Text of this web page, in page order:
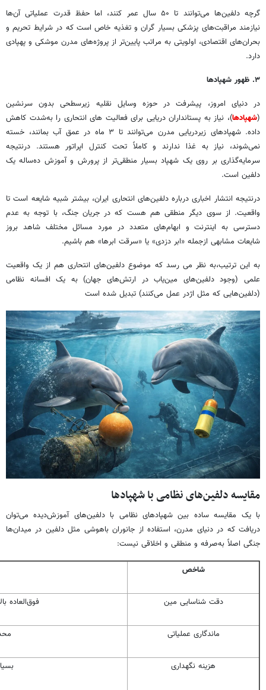
گرچه دلفین‌ها می‌توانند تا ۵۰ سال عمر کنند، اما حفظ قدرت عملیاتی آن‌ها
نیازمند مراقبت‌های پزشکی بسیار گران و تغذیه خاص است که در شرایط تحریم و
بحران‌های اقتصادی، اولویتی به مراتب پایین‌تر از پروژه‌های مدرن موشکی و پهپادی
دارد.
۳. ظهور شهپادها
در دنیای امروز، پیشرفت در حوزه وسایل نقلیه زیرسطحی بدون سرنشین
(شهپادها)، نیاز به پستانداران دریایی برای فعالیت های انتحاری را به‌شدت کاهش
داده. شهپادهای زیردریایی مدرن می‌توانند تا ۳ ماه در عمق آب بمانند، خسته
نمی‌شوند، نیاز به غذا ندارند و کاملاً تحت کنترل اپراتور هستند. درنتیجه
سرمایه‌گذاری بر روی یک شهپاد بسیار منطقی‌تر از پرورش و آموزش ده‌ساله یک
دلفین است.
درنتیجه انتشار اخباری درباره دلفین‌های انتحاری ایران، بیشتر شبیه شایعه است تا
واقعیت. از سوی دیگر منطقی هم هست که در جریان جنگ، با توجه به عدم
دسترسی به اینترنت و ابهام‌های متعدد در مورد مسائل مختلف شاهد بروز
شایعات مشابهی ازجمله «ابر دزدی» یا «سرقت ابرها» هم باشیم.
به این ترتیب،به نظر می رسد که موضوع دلفین‌های انتحاری هم از یک واقعیت
علمی (وجود دلفین‌های مین‌یاب در ارتش‌های جهان) به یک افسانه نظامی
(دلفین‌هایی که مثل اژدر عمل می‌کنند) تبدیل ‌شده است
مقایسه دلفین‌های نظامی با شهپادها
با یک مقایسه ساده بین شهپادهای نظامی با دلفین‌های آموزش‌دیده می‌توان
دریافت که در دنیای مدرن، استفاده از جانوران باهوشی مثل دلفین در میدان‌ها
جنگی اصلاً به‌صرفه و منطقی و اخلاقی نیست:
شاخص
دقت شناسایی مین
ماندگاری عملیاتی
هزینه نگهداری